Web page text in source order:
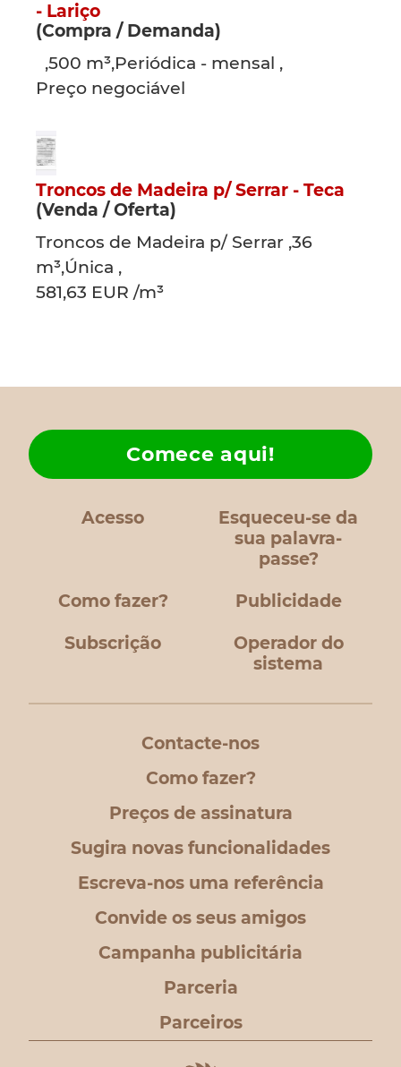
- Lariço
(Compra / Demanda)
,500 m³,Periódica - mensal ,
Preço negociável
Troncos de Madeira p/ Serrar - Teca
(Venda / Oferta)
Troncos de Madeira p/ Serrar ,36
m³,Única ,
581,63 EUR /m³
Acesso
Esqueceu-se da
sua palavra-
passe?
Como fazer?
Comece aqui!
Publicidade
Subscrição
Operador do
sistema
Contacte-nos
Como fazer?
Preços de assinatura
Sugira novas funcionalidades
Escreva-nos uma referência
Convide os seus amigos
Campanha publicitária
Parceria
Parceiros